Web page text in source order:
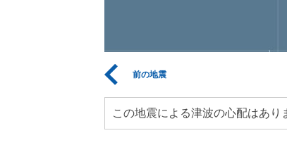
前の地震
この地震による津波の心配はあり